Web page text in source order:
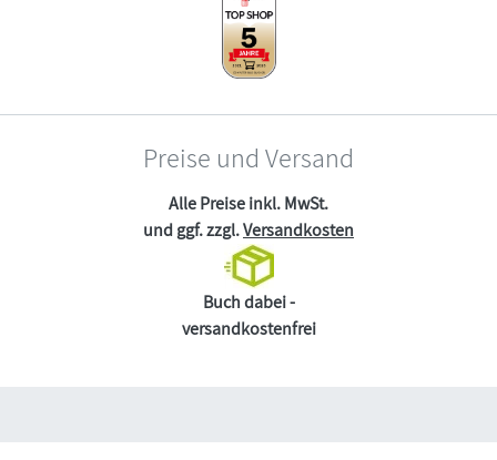
Preise und Versand
Alle Preise inkl. MwSt.
und ggf. zzgl.Versandkosten
Buch dabei -
versandkostenfrei